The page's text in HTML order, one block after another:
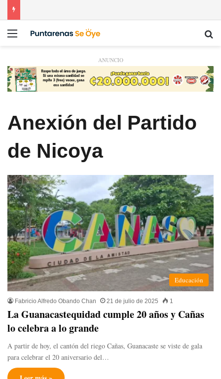
Menú
ANUNCIO
Anexión del Partido
de Nicoya
Educación
Fabricio Alfredo Obando Chan 21 de julio de 2025 1
La Guanacastequidad cumple 20 años y Cañas
lo celebra a lo grande
A partir de hoy, el cantón del riego Cañas, Guanacaste se viste de gala
para celebrar el 20 aniversario del…